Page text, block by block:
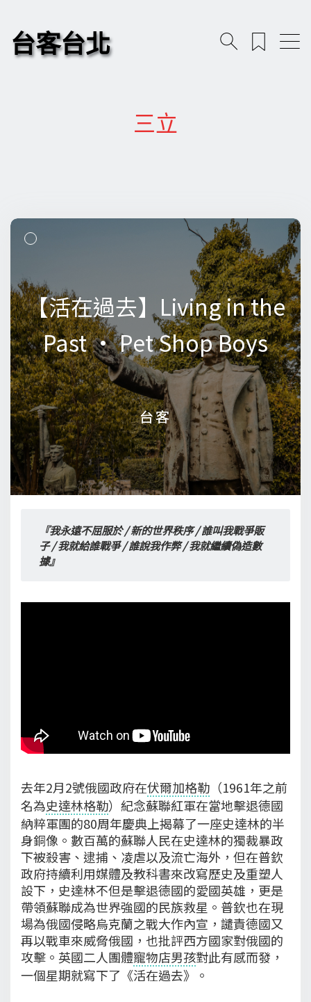
台客台北
三立
【活在過去】Living in the
Past • Pet Shop Boys
台客
【活在過去】Living in the
Past • Pet Shop Boys
台客
『我永遠不屈服於 / 新的世界秩序 / 誰叫我戰爭販
子 / 我就給誰戰爭 / 誰說我作弊 / 我就繼續偽造數
據』
去年2月2號俄國政府在伏爾加格勒 （1961年之前
名為史達林格勒）紀念蘇聯紅軍在當地擊退德國
納粹軍團的80周年慶典上揭幕了一座史達林的半
身銅像。數百萬的蘇聯人民在史達林的獨裁暴政
下被殺害、逮捕、凌虐以及流亡海外，但在普欽
政府持續利用媒體及教科書來改寫歷史及重塑人
設下，史達林不但是擊退德國的愛國英雄，更是
帶領蘇聯成為世界強國的民族救星。普欽也在現
場為俄國侵略烏克蘭之戰大作內宣，譴責德國又
再以戰車來威脅俄國，也批評西方國家對俄國的
攻擊。英國二人團體寵物店男孩對此有感而發，
一個星期就寫下了《活在過去》。